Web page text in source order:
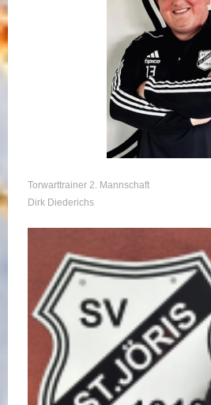
Torwarttrainer 2. Mannschaft
Dirk Diederichs